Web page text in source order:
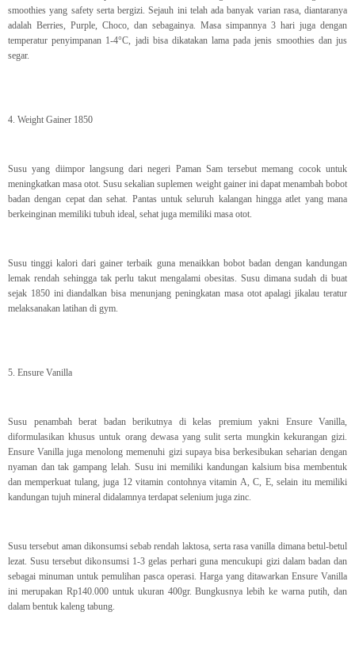
smoothies yang safety serta bergizi. Sejauh ini telah ada banyak varian rasa, diantaranya
adalah Berries, Purple, Choco, dan sebagainya. Masa simpannya 3 hari juga dengan
temperatur penyimpanan 1-4°C, jadi bisa dikatakan lama pada jenis smoothies dan jus
segar.
4. Weight Gainer 1850
Susu yang diimpor langsung dari negeri Paman Sam tersebut memang cocok untuk
meningkatkan masa otot. Susu sekalian suplemen weight gainer ini dapat menambah bobot
badan dengan cepat dan sehat. Pantas untuk seluruh kalangan hingga atlet yang mana
berkeinginan memiliki tubuh ideal, sehat juga memiliki masa otot.
Susu tinggi kalori dari gainer terbaik guna menaikkan bobot badan dengan kandungan
lemak rendah sehingga tak perlu takut mengalami obesitas. Susu dimana sudah di buat
sejak 1850 ini diandalkan bisa menunjang peningkatan masa otot apalagi jikalau teratur
melaksanakan latihan di gym.
5. Ensure Vanilla
Susu penambah berat badan berikutnya di kelas premium yakni Ensure Vanilla,
diformulasikan khusus untuk orang dewasa yang sulit serta mungkin kekurangan gizi.
Ensure Vanilla juga menolong memenuhi gizi supaya bisa berkesibukan seharian dengan
nyaman dan tak gampang lelah. Susu ini memiliki kandungan kalsium bisa membentuk
dan memperkuat tulang, juga 12 vitamin contohnya vitamin A, C, E, selain itu memiliki
kandungan tujuh mineral didalamnya terdapat selenium juga zinc.
Susu tersebut aman dikonsumsi sebab rendah laktosa, serta rasa vanilla dimana betul-betul
lezat. Susu tersebut dikonsumsi 1-3 gelas perhari guna mencukupi gizi dalam badan dan
sebagai minuman untuk pemulihan pasca operasi. Harga yang ditawarkan Ensure Vanilla
ini merupakan Rp140.000 untuk ukuran 400gr. Bungkusnya lebih ke warna putih, dan
dalam bentuk kaleng tabung.